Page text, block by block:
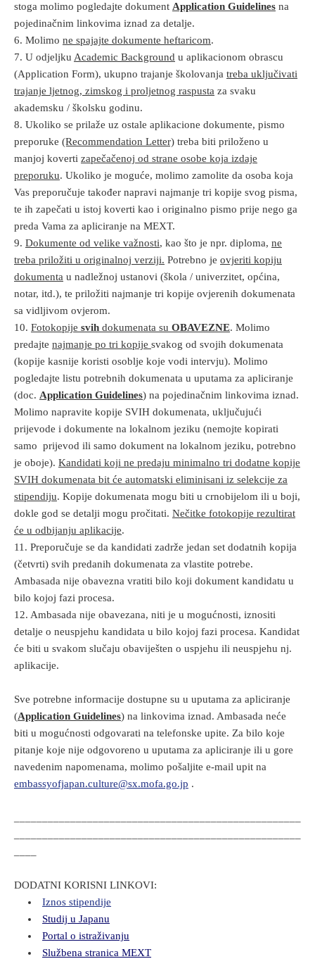
stoga molimo pogledajte dokument Application Guidelines na
pojedinačnim linkovima iznad za detalje.
6. Molimo ne spajajte dokumente heftaricom.
7. U odjeljku Academic Background u aplikacionom obrascu
(Application Form), ukupno trajanje školovanja treba uključivati
trajanje ljetnog, zimskog i proljetnog raspusta za svaku
akademsku / školsku godinu.
8. Ukoliko se prilaže uz ostale aplikacione dokumente, pismo
preporuke (Recommendation Letter) treba biti priloženo u
manjoj koverti zapečačenoj od strane osobe koja izdaje
preporuku. Ukoliko je moguće, molimo zamolite da osoba koja
Vas preporučuje također napravi najmanje tri kopije svog pisma,
te ih zapečati u istoj koverti kao i originalno pismo prije nego ga
preda Vama za apliciranje na MEXT.
9. Dokumente od velike važnosti, kao što je npr. diploma, ne
treba priložiti u originalnoj verziji. Potrebno je ovjeriti kopiju
dokumenta u nadležnoj ustanovi (škola / univerzitet, općina,
notar, itd.), te priložiti najmanje tri kopije ovjerenih dokumenata
sa vidljivom ovjerom.
10. Fotokopije svih dokumenata su OBAVEZNE. Molimo
predajte najmanje po tri kopije svakog od svojih dokumenata
(kopije kasnije koristi osoblje koje vodi intervju). Molimo
pogledajte listu potrebnih dokumenata u uputama za apliciranje
(doc. Application Guidelines) na pojedinačnim linkovima iznad.
Molimo napravite kopije SVIH dokumenata, uključujući
prijevode i dokumente na lokalnom jeziku (nemojte kopirati
samo prijevod ili samo dokument na lokalnom jeziku, potrebno
je oboje). Kandidati koji ne predaju minimalno tri dodatne kopije
SVIH dokumenata bit će automatski eliminisani iz selekcije za
stipendiju. Kopije dokumenata mogu biti u crnobijelom ili u boji,
dokle god se detalji mogu pročitati. Nečitke fotokopije rezultirat
će u odbijanju aplikacije.
11. Preporučuje se da kandidati zadrže jedan set dodatnih kopija
(četvrti) svih predanih dokumenata za vlastite potrebe.
Ambasada nije obavezna vratiti bilo koji dokument kandidatu u
bilo kojoj fazi procesa.
12. Ambasada nije obavezana, niti je u mogućnosti, iznositi
detalje o neuspjehu kandidata u bilo kojoj fazi procesa. Kandidat
će biti u svakom slučaju obaviješten o uspjehu ili neuspjehu nj.
aplikacije.
Sve potrebne informacije dostupne su u uputama za apliciranje
(Application Guidelines) na linkovima iznad. Ambasada neće
biti u mogućnosti odgovarati na telefonske upite. Za bilo koje
pitanje koje nije odgovoreno u uputama za apliciranje ili u gore
navedenim napomenama, molimo pošaljite e-mail upit na
embassyofjapan.culture@sx.mofa.go.jp .
DODATNI KORISNI LINKOVI:
Iznos stipendije
Studij u Japanu
Portal o istraživanju
Službena stranica MEXT